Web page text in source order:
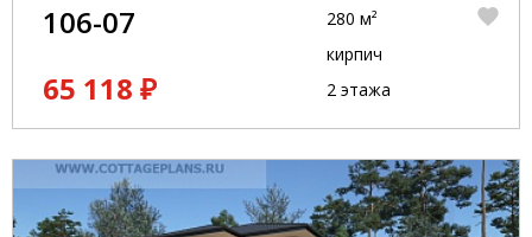
106-07
65 118 ₽
280 м²
кирпич
2 этажа